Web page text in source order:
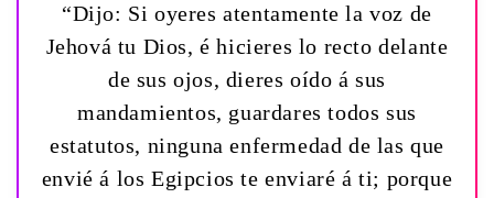
“Dijo: Si oyeres atentamente la voz de
Jehová tu Dios, é hicieres lo recto delante
de sus ojos, dieres oído á sus
mandamientos, guardares todos sus
estatutos, ninguna enfermedad de las que
envié á los Egipcios te enviaré á ti; porque